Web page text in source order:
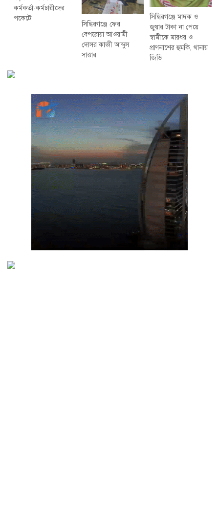
কর্মকর্তা-কর্মচারীদের
পকেটে
সিদ্ধিরগঞ্জে ফের
বেপরোয়া আওয়ামী
দোসর কাজী আব্দুস
সাত্তার
সিদ্ধিরগঞ্জে মাদক ও
জুয়ার টাকা না পেয়ে
স্বামীকে মারধর ও
প্রাণনাশের হুমকি, থানায়
জিডি